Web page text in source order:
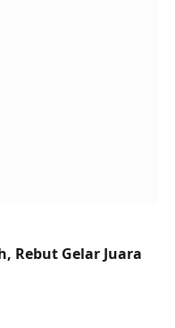
Rebut Gelar Juara